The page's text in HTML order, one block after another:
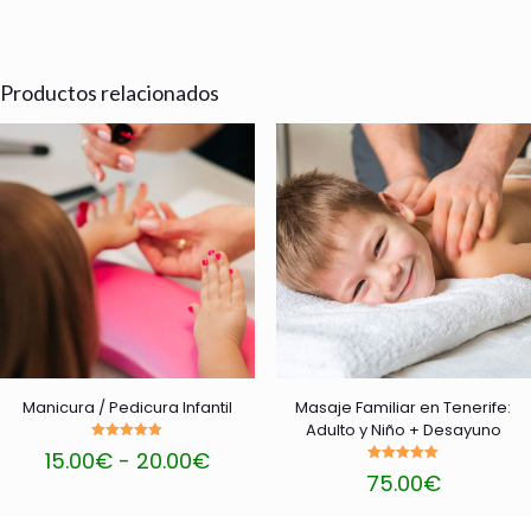
Productos relacionados
Manicura / Pedicura Infantil
con
15.00€ - 20.00€Rango
Masaje Familiar en Tenerife:
Adulto y Niño + Desayuno
con
75.00€